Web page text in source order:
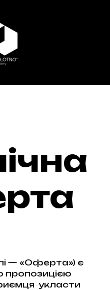
— «Оферта») є
пропозицією
укласти